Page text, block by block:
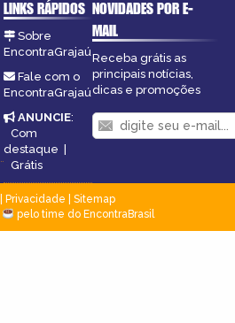
LINKS RÁPIDOS
Sobre
EncontraGrajaú
Fale com o
EncontraGrajaú
ANUNCIE:
Com
destaque |
Grátis
NOVIDADES POR E-
MAIL
Receba grátis as
principais notícias,
dicas e promoções
Privacidade
Sitemap
pelo time do EncontraBrasil